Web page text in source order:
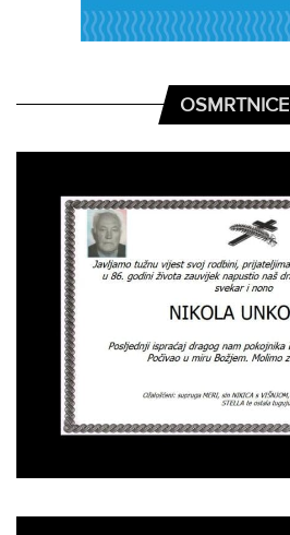
OSMRTNICE